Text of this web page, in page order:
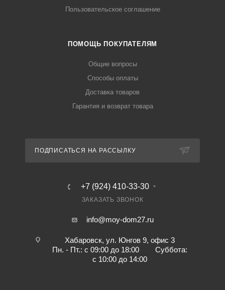
Пользовательское соглашение
ПОМОЩЬ ПОКУПАТЕЛЯМ
Общие вопросы
Способы оплаты
Доставка товаров
Гарантия и возврат товара
ПОДПИСАТЬСЯ НА РАССЫЛКУ
+7 (924) 410-33-30
ЗАКАЗАТЬ ЗВОНОК
info@moy-dom27.ru
Хабаровск, ул. Юнгов 9, офис 3
Пн. - Пт.: с 09:00 до 18:00 Суббота:
с 10:00 до 14:00